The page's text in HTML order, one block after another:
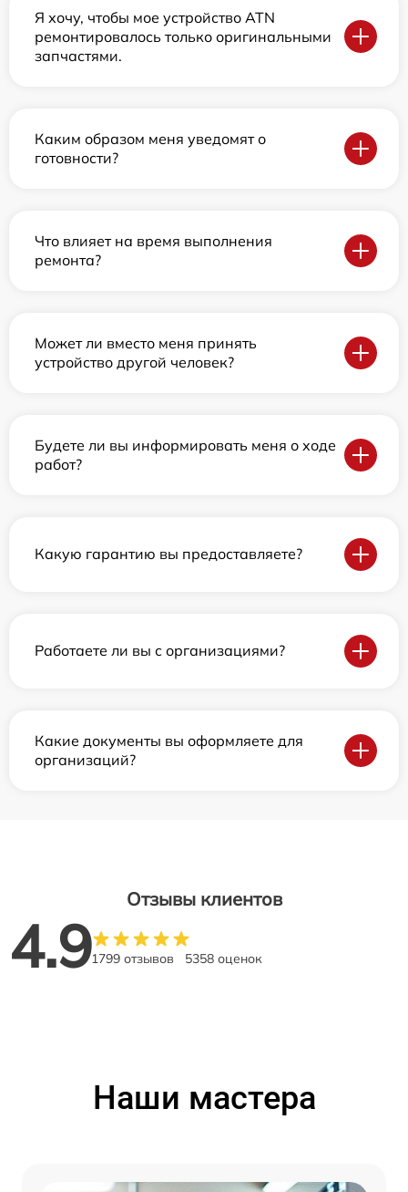
Я хочу, чтобы мое устройство ATN
ремонтировалось только оригинальными
запчастями.
Каким образом меня уведомят о
готовности?
Что влияет на время выполнения
ремонта?
Может ли вместо меня принять
устройство другой человек?
Будете ли вы информировать меня о ходе
работ?
Какую гарантию вы предоставляете?
Работаете ли вы с организациями?
Какие документы вы оформляете для
организаций?
Отзывы клиентов
4.91799 отзывов 5358 оценок
Наши мастера